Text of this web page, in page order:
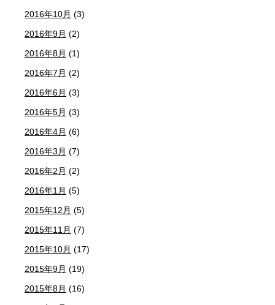
2016年10月 (3)
2016年9月 (2)
2016年8月 (1)
2016年7月 (2)
2016年6月 (3)
2016年5月 (3)
2016年4月 (6)
2016年3月 (7)
2016年2月 (2)
2016年1月 (5)
2015年12月 (5)
2015年11月 (7)
2015年10月 (17)
2015年9月 (19)
2015年8月 (16)